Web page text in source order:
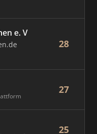
e. V
28
27
25